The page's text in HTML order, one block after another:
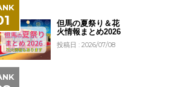
但馬の夏祭り＆花
火情報まとめ2026
投稿日 : 2026/07/08